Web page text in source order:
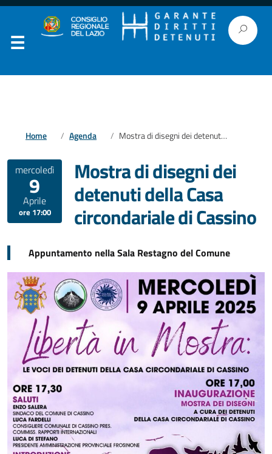
Home Agenda Mostra di disegni dei detenuti della Casa circondariale di Cassino
mercoledì
9
Aprile
ore 17:00
Mostra di disegni dei
detenuti della Casa
circondariale di Cassino
Appuntamento nella Sala Restagno del Comune